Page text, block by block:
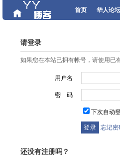
首页 华人论坛
请登录
如果您在本站已拥有帐号，请使用已
用户名
密 码
下次自动
忘记密
还没有注册吗？